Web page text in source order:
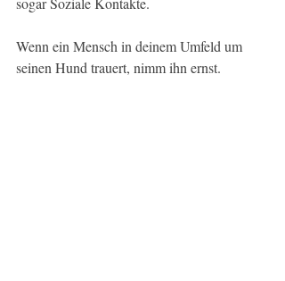
Wenn ein Mensch in deinem Umfeld um
seinen Hund trauert, nimm ihn ernst.